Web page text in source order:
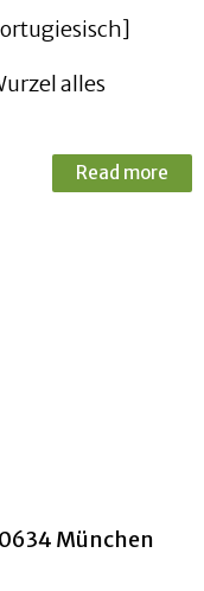
alles
Read more
München